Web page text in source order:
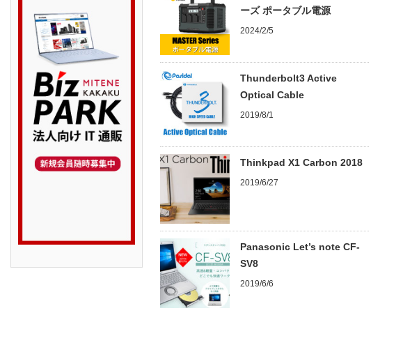
ーズ ポータブル電源
2024/2/5
Thunderbolt3 Active
Optical Cable
2019/8/1
Thinkpad X1 Carbon 2018
2019/6/27
Panasonic Let’s note CF-
SV8
2019/6/6